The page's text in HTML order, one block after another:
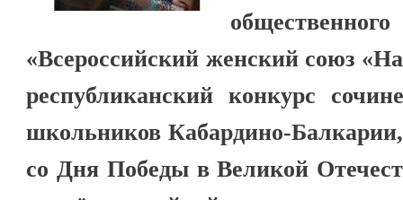
«Всероссийский женский союз
республиканский конкурс
школьников Кабардино-
со Дня Победы в Великой